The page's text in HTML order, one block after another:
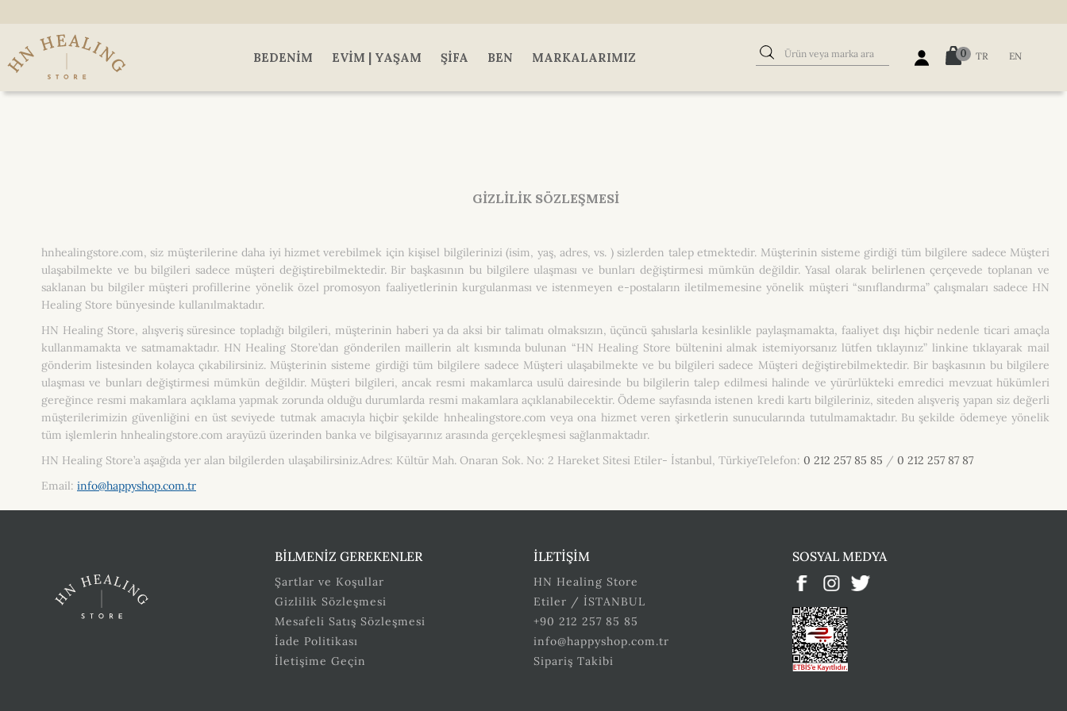
BEDENIM EVIM | YAŞAM ŞIFA BEN MARKALARIMIZ 0 TR EN
GİZLİLİK SÖZLEŞMESİ
hnhealingstore.com, siz müşterilerine daha iyi hizmet verebilmek için kişisel bilgilerinizi (isim, yaş, adres, vs. ) sizlerden talep etmektedir. Müşterinin sisteme girdiği tüm bilgilere sadece Müşteri
ulaşabilmekte ve bu bilgileri sadece müşteri değiştirebilmektedir. Bir başkasının bu bilgilere ulaşması ve bunları değiştirmesi mümkün değildir. Yasal olarak belirlenen çerçevede toplanan ve
saklanan bu bilgiler müşteri profillerine yönelik özel promosyon faaliyetlerinin kurgulanması ve istenmeyen e-postaların iletilmemesine yönelik müşteri “sınıflandırma” çalışmaları sadece HN
Healing Store bünyesinde kullanılmaktadır.
HN Healing Store, alışveriş süresince topladığı bilgileri, müşterinin haberi ya da aksi bir talimatı olmaksızın, üçüncü şahıslarla kesinlikle paylaşmamakta, faaliyet dışı hiçbir nedenle ticari amaçla
kullanmamakta ve satmamaktadır. HN Healing Store’dan gönderilen maillerin alt kısmında bulunan “HN Healing Store bültenini almak istemiyorsanız lütfen tıklayınız” linkine tıklayarak mail
gönderim listesinden kolayca çıkabilirsiniz. Müşterinin sisteme girdiği tüm bilgilere sadece Müşteri ulaşabilmekte ve bu bilgileri sadece Müşteri değiştirebilmektedir. Bir başkasının bu bilgilere
ulaşması ve bunları değiştirmesi mümkün değildir. Müşteri bilgileri, ancak resmi makamlarca usulü dairesinde bu bilgilerin talep edilmesi halinde ve yürürlükteki emredici mevzuat hükümleri
gereğince resmi makamlara açıklama yapmak zorunda olduğu durumlarda resmi makamlara açıklanabilecektir. Ödeme sayfasında istenen kredi kartı bilgileriniz, siteden alışveriş yapan siz değerli
müşterilerimizin güvenliğini en üst seviyede tutmak amacıyla hiçbir şekilde hnhealingstore.com veya ona hizmet veren şirketlerin sunucularında tutulmamaktadır. Bu şekilde ödemeye yönelik
tüm işlemlerin hnhealingstore.com arayüzü üzerinden banka ve bilgisayarınız arasında gerçekleşmesi sağlanmaktadır.
HN Healing Store’a aşağıda yer alan bilgilerden ulaşabilirsiniz.Adres: Kültür Mah. Onaran Sok. No: 2 Hareket Sitesi Etiler- İstanbul, TürkiyeTelefon: 0 212 257 85 85 / 0 212 257 87 87
Email: info@happyshop.com.tr
BİLMENİZ GEREKENLER
Şartlar ve Koşullar
Gizlilik Sözleşmesi
Mesafeli Satış Sözleşmesi
İade Politikası
İletişime Geçin
İLETİŞİM
HN Healing Store
Etiler / İSTANBUL
+90 212 257 85 85
info@happyshop.com.tr
Sipariş Takibi
SOSYAL MEDYA